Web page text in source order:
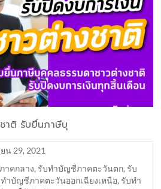
าติ รับยื่นภาษีบุ
น 29, 2021
าคกลาง, รับทำบัญชีภาคตะวันตก, รับ
ำบัญชีภาคตะวันออกเฉียงเหนือ, รับทำ